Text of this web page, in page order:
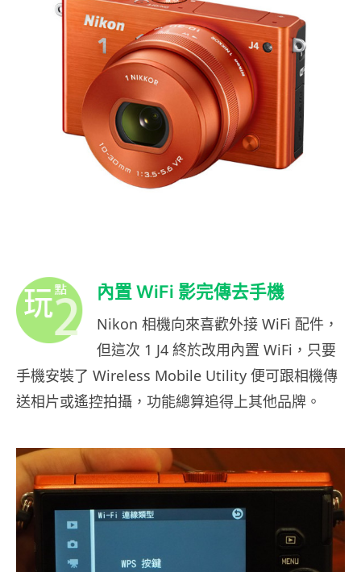
內置 WiFi 影完傳去手機
Nikon 相機向來喜歡外接 WiFi 配件，
但這次 1 J4 終於改用內置 WiFi，只要
手機安裝了 Wireless Mobile Utility 便可跟相機傳
送相片或遙控拍攝，功能總算追得上其他品牌。